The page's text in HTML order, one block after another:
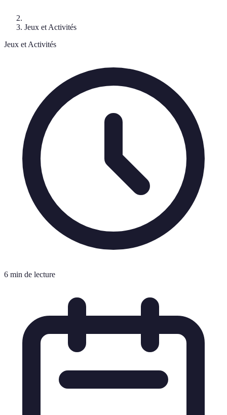
Jeux et Activités
Jeux et Activités
6 min de lecture